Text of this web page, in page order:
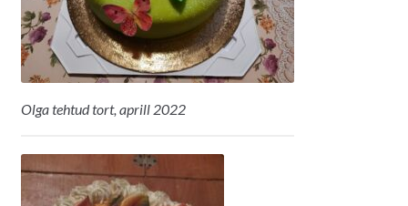
Olga tehtud tort, aprill 2022